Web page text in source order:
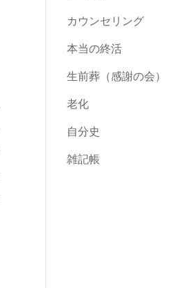
カウンセリング
本当の終活
生前葬（感謝の会）
老化
自分史
雑記帳